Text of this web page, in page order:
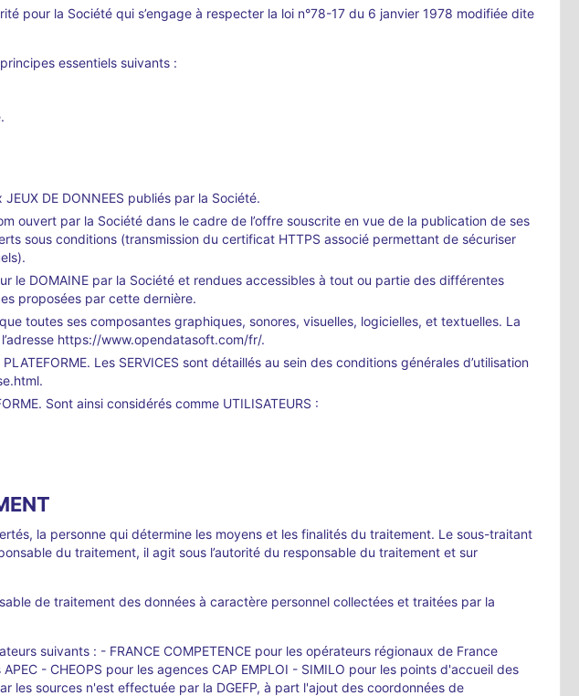
pour la Société qui s’engage à respecter la loi n°78-17 du 6 janvier 1978 modifiée dite
essentiels suivants :
DE DONNEES publiés par la Société.
par la Société dans le cadre de l’offre souscrite en vue de la publication de ses
sous conditions (transmission du certificat HTTPS associé permettant de sécuriser
le DOMAINE par la Société et rendues accessibles à tout ou partie des différentes
proposées par cette dernière.
toutes ses composantes graphiques, sonores, visuelles, logicielles, et textuelles. La
https://www.opendatasoft.com/fr/.
Les SERVICES sont détaillés au sein des conditions générales d’utilisation
Sont ainsi considérés comme UTILISATEURS :
la personne qui détermine les moyens et les finalités du traitement. Le sous-traitant
du traitement, il agit sous l’autorité du responsable du traitement et sur
de traitement des données à caractère personnel collectées et traitées par la
suivants : - FRANCE COMPETENCE pour les opérateurs régionaux de France
- CHEOPS pour les agences CAP EMPLOI - SIMILO pour les points d'accueil des
les sources n'est effectuée par la DGEFP, à part l'ajout des coordonnées de